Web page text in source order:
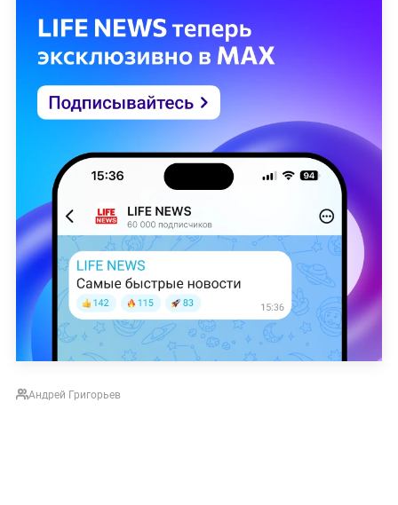
Андрей Григорьев